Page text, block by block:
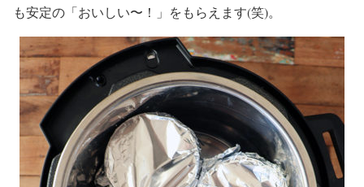
も安定の「おいしい〜！」をもらえます(笑)。